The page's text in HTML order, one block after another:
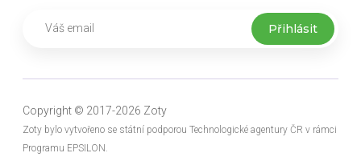
Copyright © 2017-2026 Zoty
Zoty bylo vytvořeno se státní podporou Technologické agentury ČR v rámci
Programu EPSILON.